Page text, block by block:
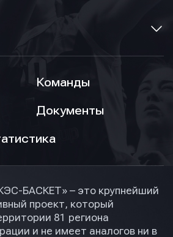
Команды
Документы
БАСКЕТ» – это крупнейший
проект, который
81 региона
и не имеет аналогов ни в